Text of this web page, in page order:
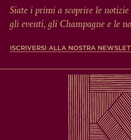
Siate i primi a scoprire le
gli eventi, gli Champagne e le
ISCRIVERSI ALLA NOSTRA